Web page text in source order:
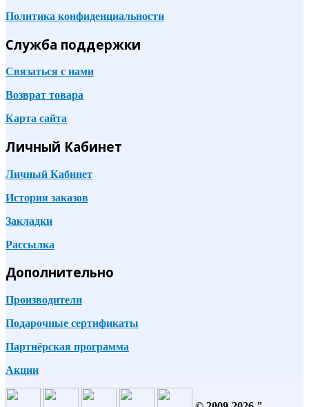
Политика конфиденциальности
Служба поддержки
Связаться с нами
Возврат товара
Карта сайта
Личный Кабинет
Личный Кабинет
История заказов
Закладки
Рассылка
Дополнительно
Производители
Подарочные сертификаты
Партнёрская программа
Акции